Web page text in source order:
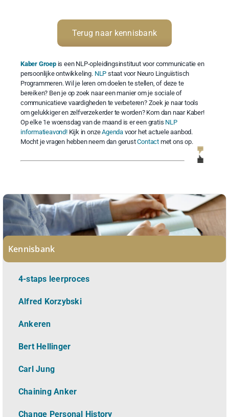
Terug naar kennisbank
Kaber Groepis een NLP-opleidingsinstituut voor communicatie en
persoonlijke ontwikkeling. NLP staat voor Neuro Linguïstisch
Programmeren. Wil je leren om doelen te stellen, of deze te
bereiken? Ben je op zoek naar een manier om je sociale of
communicatieve vaardigheden te verbeteren? Zoek je naar tools
om gelukkiger en zelfverzekerder te worden? Kom dan naar Kaber!
Op elke 1e woensdag van de maand is er een gratis NLP
informatieavond!Kijk in onzeAgendavoor het actuele aanbod.
Mocht je vragen hebben neem dan gerustContact met ons op.
Kennisbank
4-staps leerproces
Alfred Korzybski
Ankeren
Bert Hellinger
Carl Jung
Chaining Anker
Change Personal History